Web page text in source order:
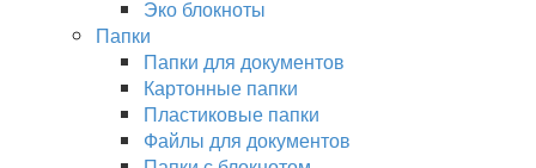
Эко блокноты
Папки
Папки для документов
Картонные папки
Пластиковые папки
Файлы для документов